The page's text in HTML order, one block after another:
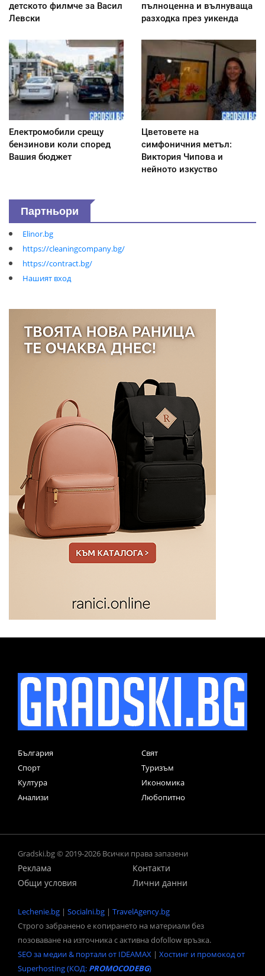
детското филмче за Васил
Левски
пълноценна и вълнуваща
разходка през уикенда
Електромобили срещу
бензинови коли според
Вашия бюджет
Цветовете на
симфоничния метъл:
Виктория Чипова и
нейното изкуство
Партньори
Elinor.bg
https://cleaningcompany.bg/
https://contract.bg/
Нашият вход
България
Свят
Спорт
Туризъм
Култура
Икономика
Анализи
Любопитно
Gradski.bg © 2019-2026 Всички права запазени
Реклама
Контакти
Общи условия
Лични данни
Lechenie.bg | Socialni.bg | TravelAgency.bg
Строго забранено е копирането на материали без
позоваване на източника с активна dofollow връзка.
SEO за медии & портали от IDEAMAX | Хостинг и промокод от
Superhosting (КОД: PROMOCODEBG)